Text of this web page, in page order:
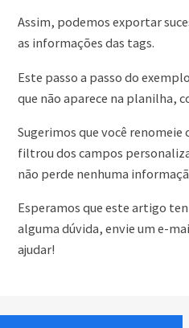
Assim, podemos exportar
as informações das tags.
Este passo a passo do
que não aparece na planilha,
Sugerimos que você
filtrou dos campos
não perde nenhuma
Esperamos que este artigo
alguma dúvida, envie um e-
ajudar!